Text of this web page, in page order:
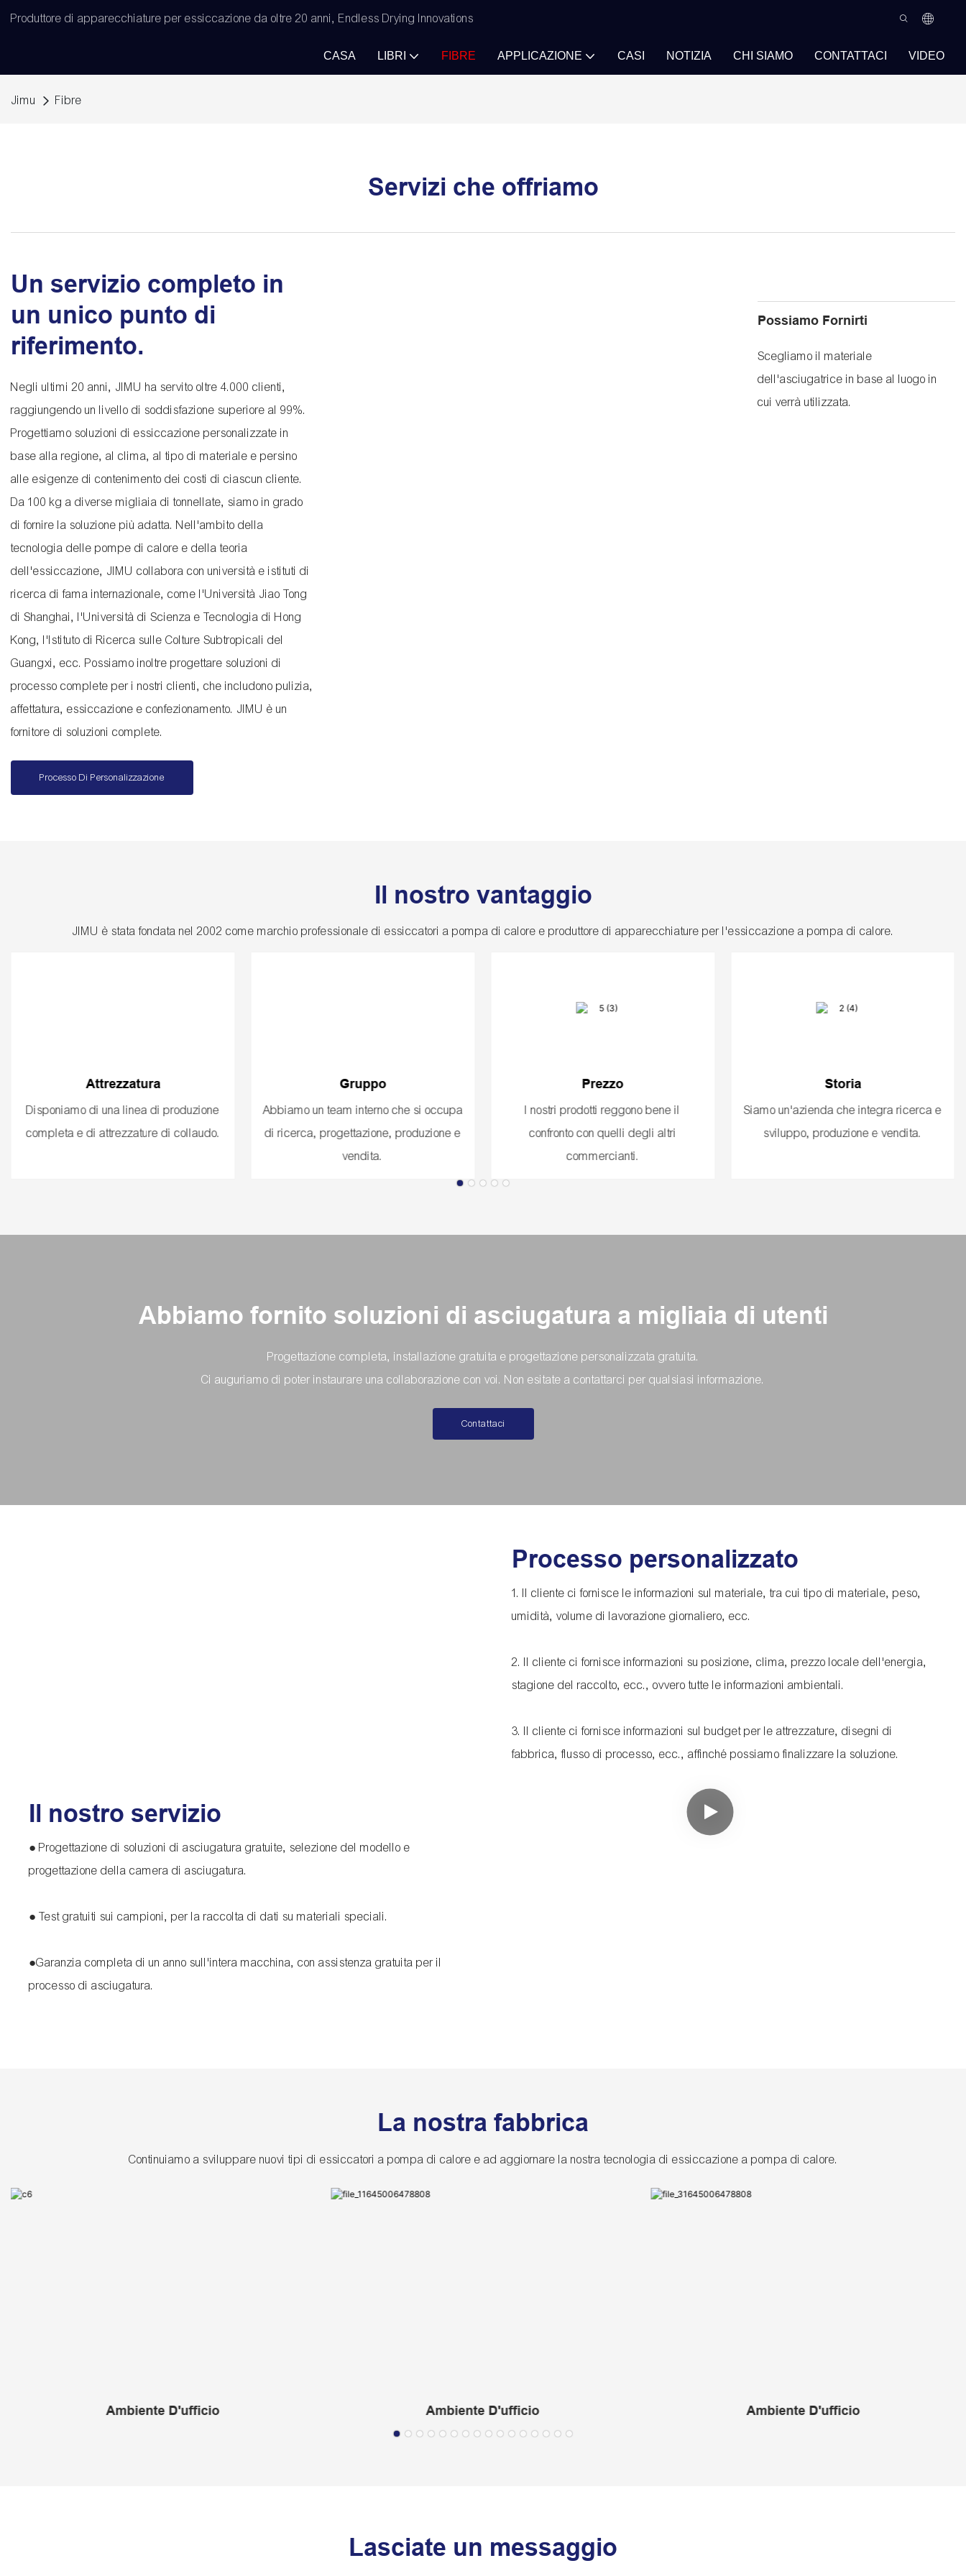
Produttore di apparecchiature per essiccazione da oltre 20 anni, Endless Drying Innovations
CASA LIBRI FIBRE APPLICAZIONE CASI NOTIZIA CHI SIAMO CONTATTACI VIDEO
Jimu Fibre
Servizi che offriamo
Un servizio completo in
un unico punto di
riferimento.
Negli ultimi 20 anni, JIMU ha servito oltre 4.000 clienti,
raggiungendo un livello di soddisfazione superiore al 99%.
Progettiamo soluzioni di essiccazione personalizzate in
base alla regione, al clima, al tipo di materiale e persino
alle esigenze di contenimento dei costi di ciascun cliente.
Da 100 kg a diverse migliaia di tonnellate, siamo in grado
di fornire la soluzione più adatta. Nell'ambito della
tecnologia delle pompe di calore e della teoria
dell'essiccazione, JIMU collabora con università e istituti di
ricerca di fama internazionale, come l'Università Jiao Tong
di Shanghai, l'Università di Scienza e Tecnologia di Hong
Kong, l'Istituto di Ricerca sulle Colture Subtropicali del
Guangxi, ecc. Possiamo inoltre progettare soluzioni di
processo complete per i nostri clienti, che includono pulizia,
affettatura, essiccazione e confezionamento. JIMU è un
fornitore di soluzioni complete.
Processo Di Personalizzazione
Possiamo Fornirti
Scegliamo il materiale
dell'asciugatrice in base al luogo in
cui verrà utilizzata.
Il nostro vantaggio
JIMU è stata fondata nel 2002 come marchio professionale di essiccatori a pompa di calore e produttore di apparecchiature per l'essiccazione a pompa di calore.
Attrezzatura
Disponiamo di una linea di produzione
completa e di attrezzature di collaudo.
Gruppo
Abbiamo un team interno che si occupa
di ricerca, progettazione, produzione e
vendita.
Prezzo
I nostri prodotti reggono bene il
confronto con quelli degli altri
commercianti.
Storia
Siamo un'azienda che integra ricerca e
sviluppo, produzione e vendita.
Abbiamo fornito soluzioni di asciugatura a migliaia di utenti
Progettazione completa, installazione gratuita e progettazione personalizzata gratuita.
Ci auguriamo di poter instaurare una collaborazione con voi. Non esitate a contattarci per qualsiasi informazione.
Contattaci
Processo personalizzato
1. Il cliente ci fornisce le informazioni sul materiale, tra cui tipo di materiale, peso,
umidità, volume di lavorazione giornaliero, ecc.
2. Il cliente ci fornisce informazioni su posizione, clima, prezzo locale dell'energia,
stagione del raccolto, ecc., ovvero tutte le informazioni ambientali.
3. Il cliente ci fornisce informazioni sul budget per le attrezzature, disegni di
fabbrica, flusso di processo, ecc., affinché possiamo finalizzare la soluzione.
Il nostro servizio
● Progettazione di soluzioni di asciugatura gratuite, selezione del modello e
progettazione della camera di asciugatura.
● Test gratuiti sui campioni, per la raccolta di dati su materiali speciali.
●Garanzia completa di un anno sull'intera macchina, con assistenza gratuita per il
processo di asciugatura.
La nostra fabbrica
Continuiamo a sviluppare nuovi tipi di essiccatori a pompa di calore e ad aggiornare la nostra tecnologia di essiccazione a pompa di calore.
Ambiente D'ufficio Ambiente D'ufficio Ambiente D'ufficio
Lasciate un messaggio